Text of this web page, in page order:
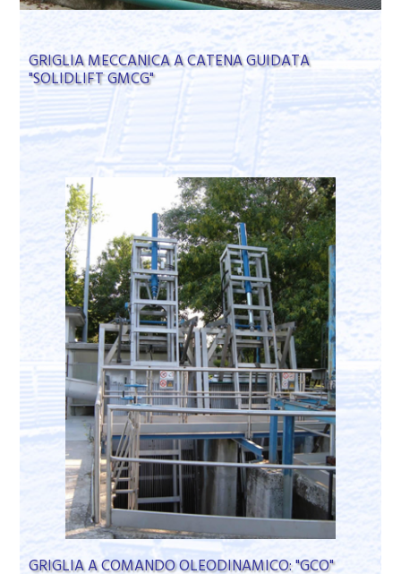
GRIGLIA MECCANICA A CATENA GUIDATA
"SOLIDLIFT GMCG"
GRIGLIA A COMANDO OLEODINAMICO: "GCO"